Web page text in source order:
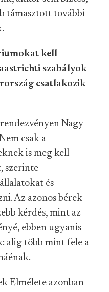
támasztott további
kell
szabályok
csatlakozik
Nagy
csak a
is meg kell
szerinte
és
Az azonos bérek
kérdés, mint az
ebben ugyanis
alig több mint fele a
Elmélete azonban